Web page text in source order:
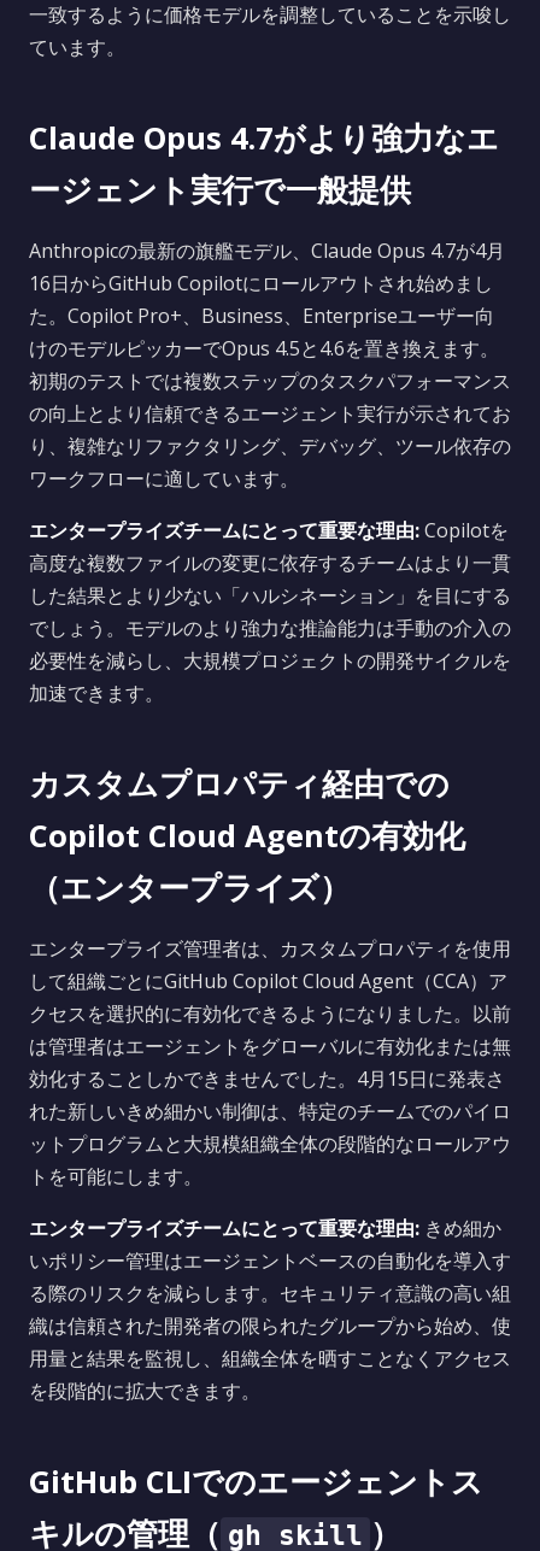
一致するように価格モデルを調整していることを示唆し
ています。
Claude Opus 4.7がより強力なエ
ージェント実行で一般提供
Anthropicの最新の旗艦モデル、Claude Opus 4.7が4月
16日からGitHub Copilotにロールアウトされ始めまし
た。Copilot Pro+、Business、Enterpriseユーザー向
けのモデルピッカーでOpus 4.5と4.6を置き換えます。
初期のテストでは複数ステップのタスクパフォーマンス
の向上とより信頼できるエージェント実行が示されてお
り、複雑なリファクタリング、デバッグ、ツール依存の
ワークフローに適しています。
エンタープライズチームにとって重要な理由:Copilotを
高度な複数ファイルの変更に依存するチームはより一貫
した結果とより少ない「ハルシネーション」を目にする
でしょう。モデルのより強力な推論能力は手動の介入の
必要性を減らし、大規模プロジェクトの開発サイクルを
加速できます。
カスタムプロパティ経由での
Copilot Cloud Agentの有効化
（エンタープライズ）
エンタープライズ管理者は、カスタムプロパティを使用
して組織ごとにGitHub Copilot Cloud Agent（CCA）ア
クセスを選択的に有効化できるようになりました。以前
は管理者はエージェントをグローバルに有効化または無
効化することしかできませんでした。4月15日に発表さ
れた新しいきめ細かい制御は、特定のチームでのパイロ
ットプログラムと大規模組織全体の段階的なロールアウ
トを可能にします。
エンタープライズチームにとって重要な理由: きめ細か
いポリシー管理はエージェントベースの自動化を導入す
る際のリスクを減らします。セキュリティ意識の高い組
織は信頼された開発者の限られたグループから始め、使
用量と結果を監視し、組織全体を晒すことなくアクセス
を段階的に拡大できます。
GitHub CLIでのエージェントス
キルの管理（ gh skill ）